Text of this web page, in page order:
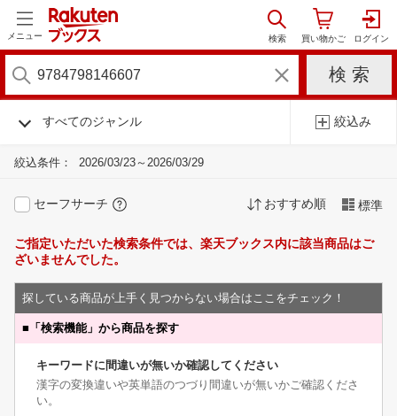
メニュー
すべてのジャンル 絞込み
絞込条件： 2026/03/23～2026/03/29
セーフサーチ おすすめ順 標準
ご指定いただいた検索条件では、楽天ブックス内に該当商品はご
ざいませんでした。
探している商品が上手く見つからない場合はここをチェック！
■ 「検索機能」から商品を探す
キーワードに間違いが無いか確認してください
漢字の変換違いや英単語のつづり間違いが無いかご確認くださ
い。